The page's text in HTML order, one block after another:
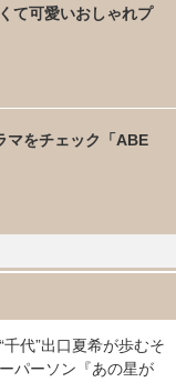
て可愛いおしゃれプ
マをチェック「ABE
千代”出口夏希が歩むそ
パーソン『あの星が